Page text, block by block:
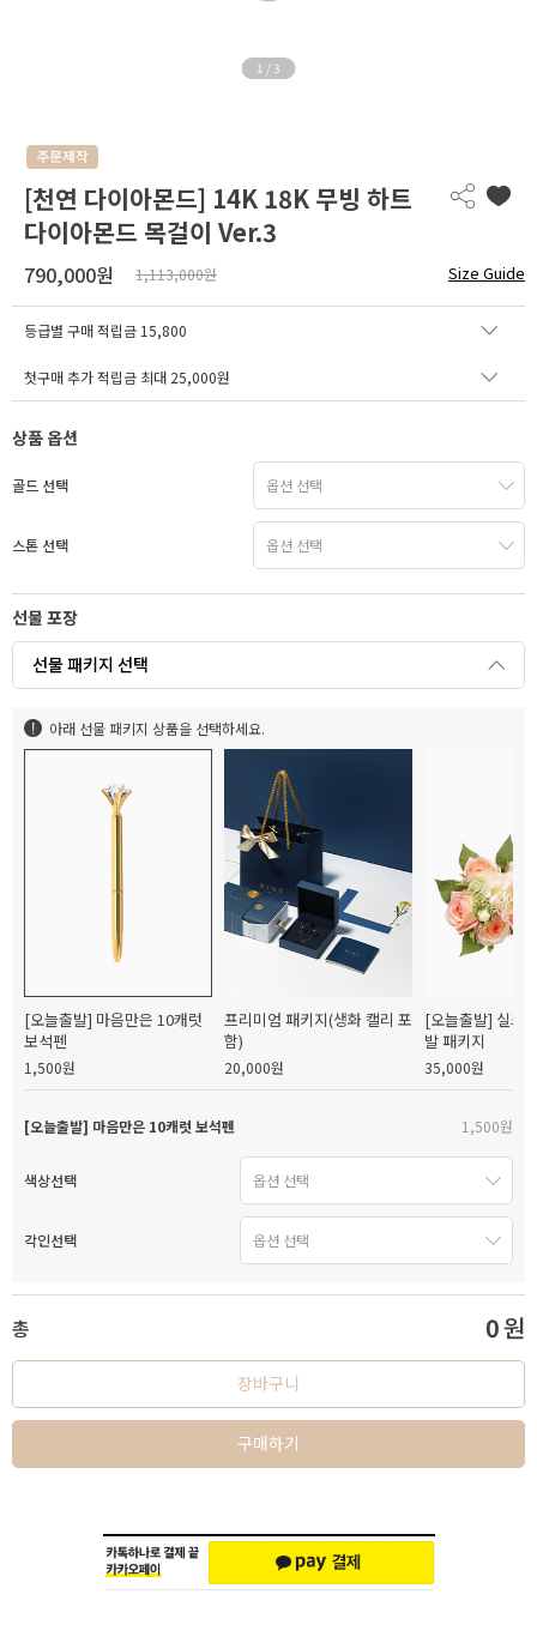
1 / 3
[천연 다이아몬드] 14K 18K 무빙 하트
다이아몬드 목걸이 Ver.3
790,000원 1,113,000원 Size Guide
등급별 구매 적립금 15,800
첫구매 추가 적립금 최대 25,000원
상품 옵션
골드 선택
스톤 선택
선물 포장
선물 패키지 선택
아래 선물 패키지 상품을 선택하세요.
[오늘출발] 마음만은 10캐럿
보석펜
1,500원
프리미엄 패키지(생화 캘리 포
함)
20,000원
[오늘출발] 실크
발 패키지
35,000원
[오늘출발] 마음만은 10캐럿 보석펜 1,500원
색상선택
각인선택
총 0원
장바구니
구매하기